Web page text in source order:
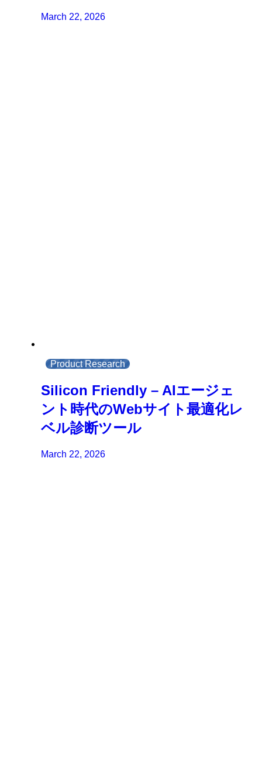
March 22, 2026
Product Research
Silicon Friendly – AIエージェ
ント時代のWebサイト最適化レ
ベル診断ツール
March 22, 2026